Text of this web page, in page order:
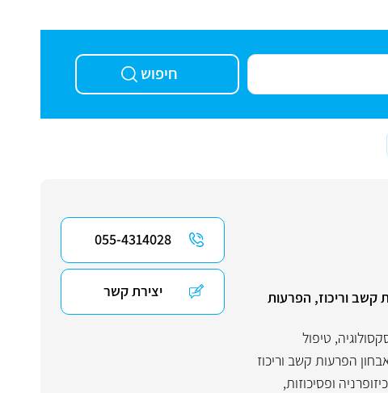
חיפוש
קשב וריכוז, הפרעות
, טיפול
הפרעות קשב וריכוז
ופסיכוזות,
055-4314028
יצירת קשר